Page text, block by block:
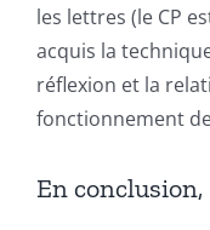
les lettres (le CP
acquis la
réflexion et la
fonctionnement
En conclusion,